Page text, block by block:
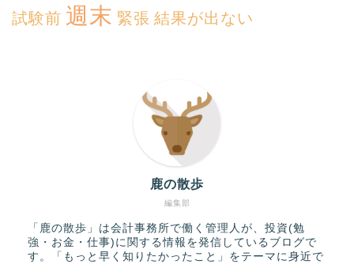
試験前 週末 緊張 結果が出ない
編集部
鹿の散歩
「鹿の散歩」は会計事務所で働く管理人が、投資(勉
強・お金・仕事)に関する情報を発信しているブログで
す。「もっと早く知りたかったこと」をテーマに身近で